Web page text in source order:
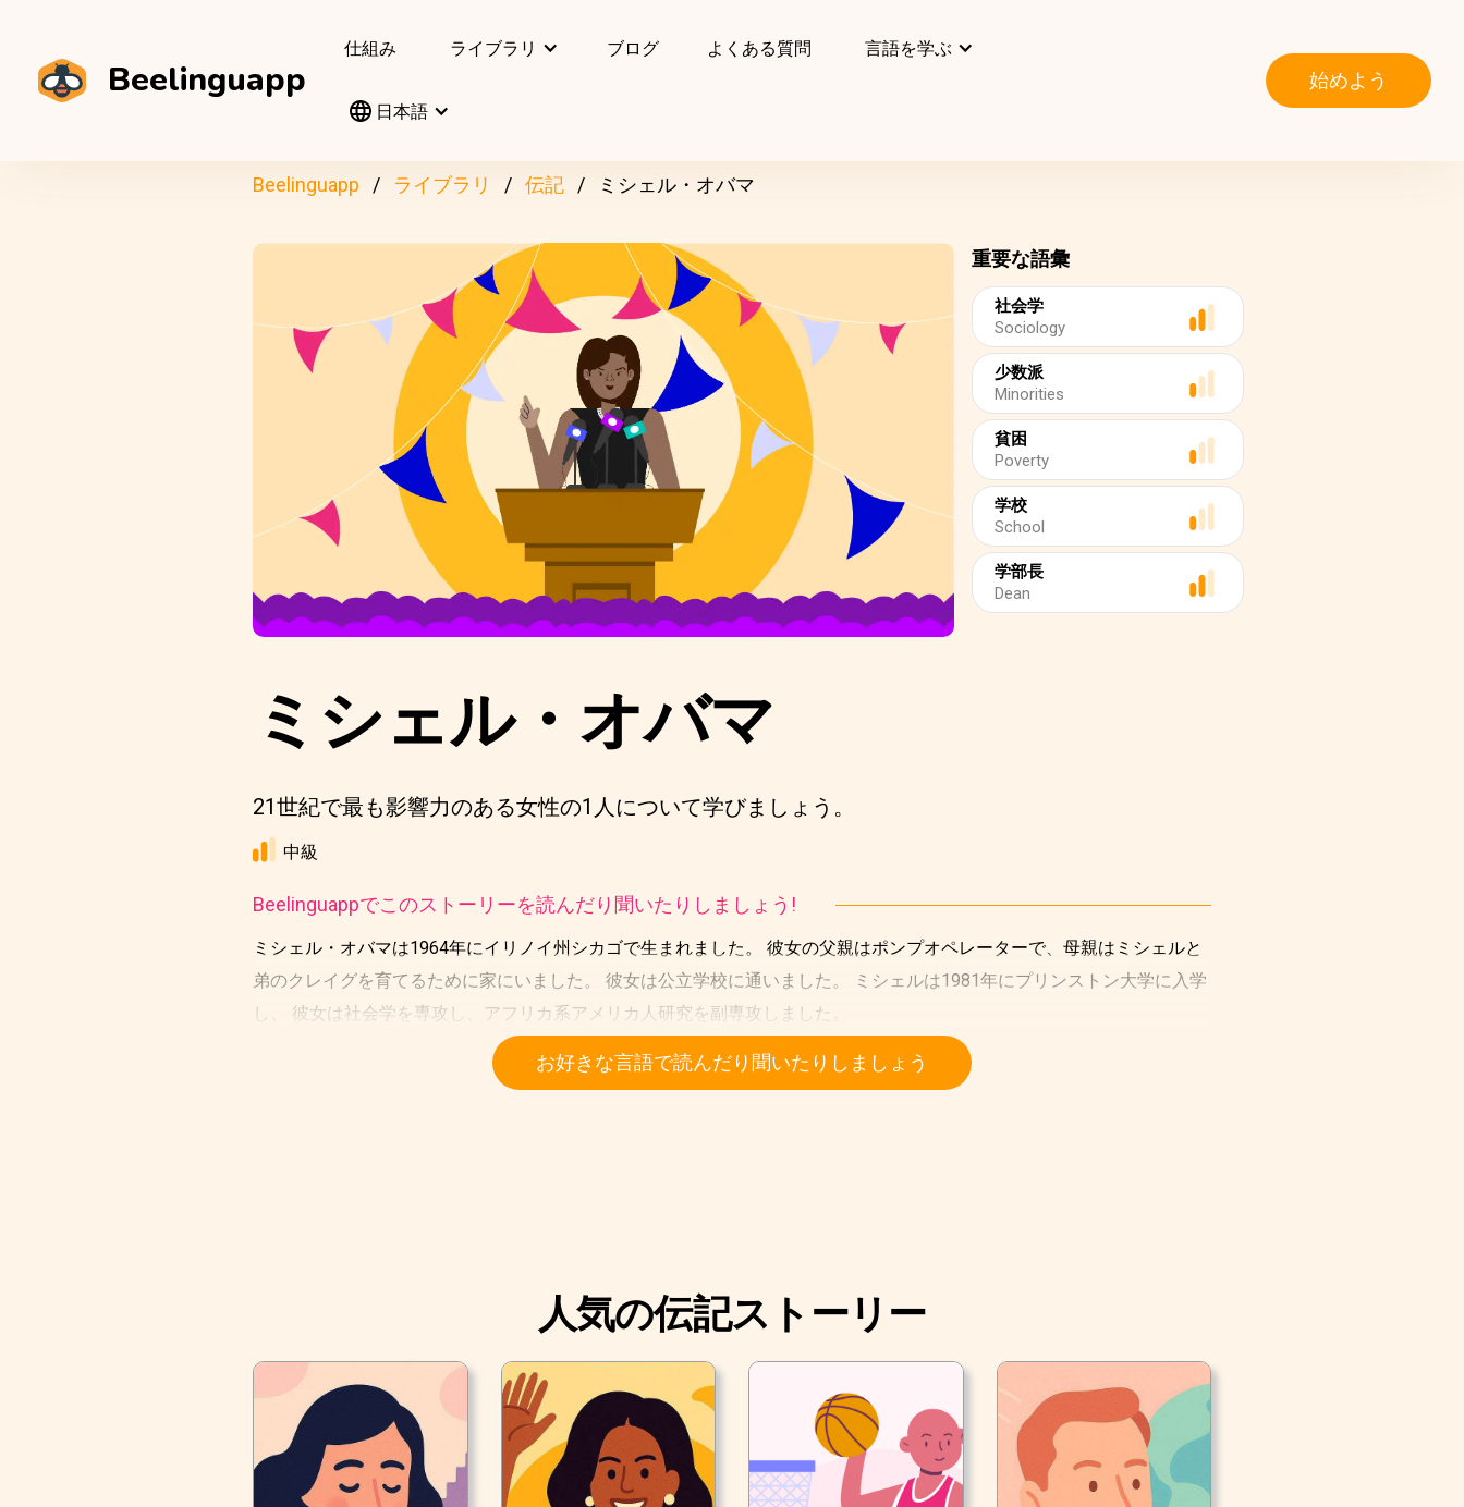
Beelinguapp
仕組み ライブラリ ブログ よくある質問 言語を学ぶ
日本語
始めよう
Beelinguapp ライブラリ 伝記 ミシェル・オバマ
重要な語彙
社会学
Sociology
少数派
Minorities
貧困
Poverty
学校
School
学部長
Dean
ミシェル・オバマ
21世紀で最も影響力のある女性の1人について学びましょう。
中級
Beelinguappでこのストーリーを読んだり聞いたりしましょう!
ミシェル・オバマは1964年にイリノイ州シカゴで生まれました。 彼女の父親はポンプオペレーターで、母親はミシェルと
弟のクレイグを育てるために家にいました。 彼女は公立学校に通いました。 ミシェルは1981年にプリンストン大学に入学
し、 彼女は社会学を専攻し、アフリカ系アメリカ人研究を副専攻しました。
お好きな言語で読んだり聞いたりしましょう
人気の伝記ストーリー